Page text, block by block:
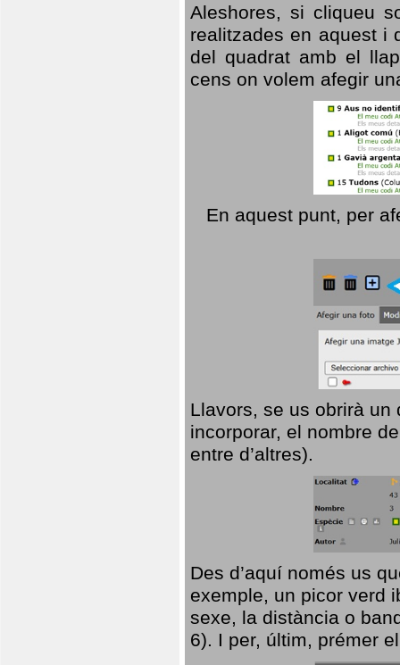
Aleshores, si cliqueu
realitzades en aquest i
del quadrat amb el
cens on volem afegir
En aquest punt, per
Llavors, se us obrirà
incorporar, el nombre
entre d’altres).
Des d’aquí només us
exemple, un picor verd
sexe, la distància o
6). I per, últim, prémer